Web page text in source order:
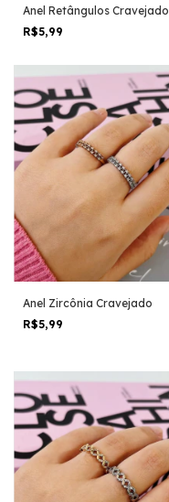
Anel Retângulos Cravejado
R$5,99
Anel Zircônia Cravejado
R$5,99